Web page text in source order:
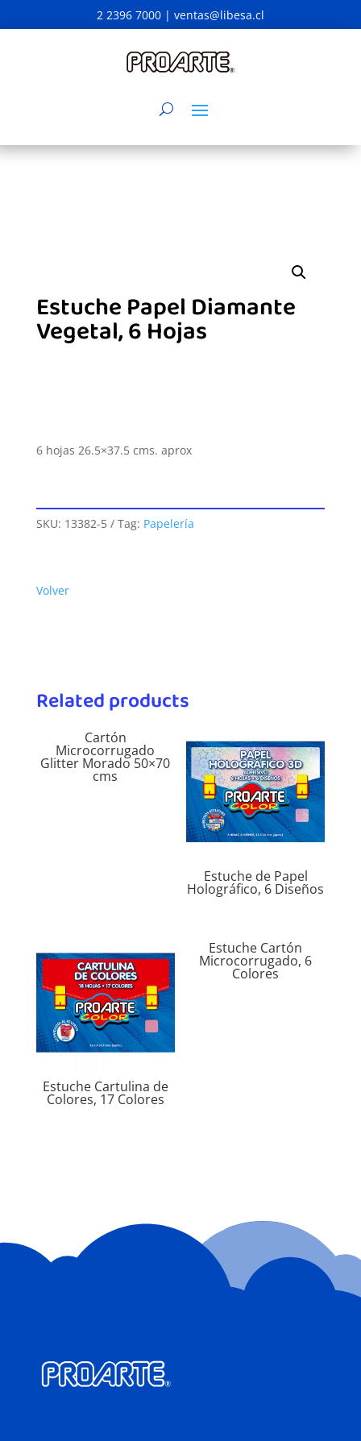
2 2396 7000 | ventas@libesa.cl
Estuche Papel Diamante
Vegetal, 6 Hojas
6 hojas 26.5×37.5 cms. aprox
SKU: 13382-5 Tag: Papelería
Volver
Related products
Cartón
Microcorrugado
Glitter Morado 50×70
cms
Estuche de Papel
Holográfico, 6 Diseños
Estuche Cartulina de
Colores, 17 Colores
Estuche Cartón
Microcorrugado, 6
Colores